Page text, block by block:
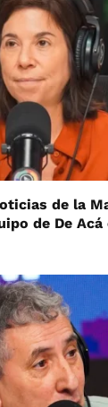
de la
de De